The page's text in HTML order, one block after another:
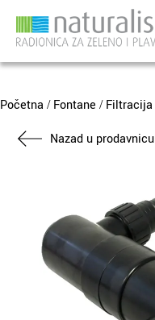
Početna / Fontane / Filtracija
Nazad u prodavnicu